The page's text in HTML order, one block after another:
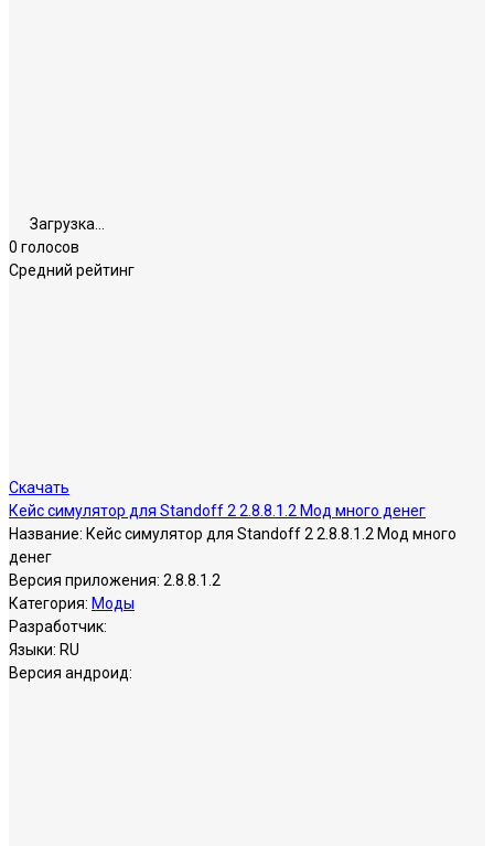
Загрузка...
0 голосов
Средний рейтинг
Скачать
Кейс симулятор для Standoff 2 2.8.8.1.2 Мод много денег
Название: Кейс симулятор для Standoff 2 2.8.8.1.2 Мод много
денег
Версия приложения: 2.8.8.1.2
Категория: Моды
Разработчик:
Языки: RU
Версия андроид: